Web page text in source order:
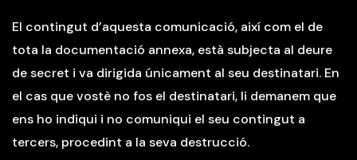
El contingut d’aquesta comunicació, així com el de
tota la documentació annexa, està subjecta al deure
de secret i va dirigida únicament al seu destinatari. En
el cas que vostè no fos el destinatari, li demanem que
ens ho indiqui i no comuniqui el seu contingut a
tercers, procedint a la seva destrucció.